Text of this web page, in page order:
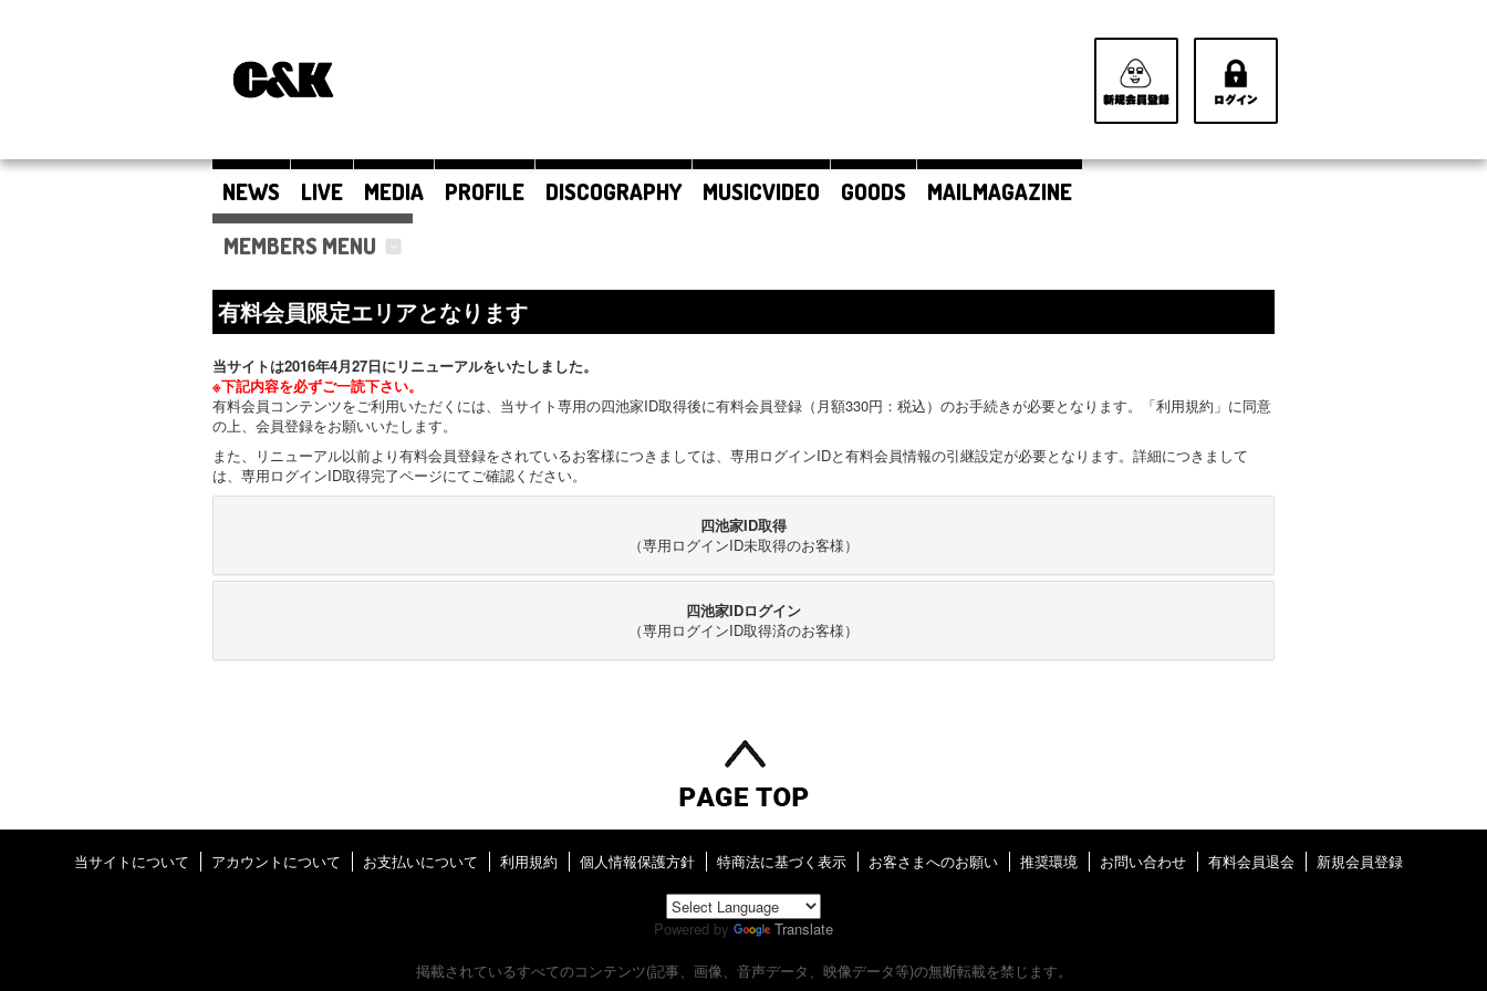
NEWS LIVE MEDIA PROFILE DISCOGRAPHY MUSICVIDEO GOODS
MAILMAGAZINE
MEMBERS MENU
有料会員限定エリアとなります
当サイトは2016年4月27日にリニューアルをいたしました。
※下記内容を必ずご一読下さい。
有料会員コンテンツをご利用いただくには、当サイト専用の四池家ID取得後に有料会員登録（月額330円：税込）のお手続きが必要となります。「利用規約」に同意
の上、会員登録をお願いいたします。
また、リニューアル以前より有料会員登録をされているお客様につきましては、専用ログインIDと有料会員情報の引継設定が必要となります。詳細につきまして
は、専用ログインID取得完了ページにてご確認ください。
四池家ID取得
（専用ログインID未取得のお客様）
四池家IDログイン
（専用ログインID取得済のお客様）
当サイトについて アカウントについて お支払いについて 利用規約 個人情報保護方針 特商法に基づく表示 お客さまへのお願い 推奨環境 お問い合わせ 有料会員退会 新規会員登録
Powered by
Translate
掲載されているすべてのコンテンツ(記事、画像、音声データ、映像データ等)の無断転載を禁じます。